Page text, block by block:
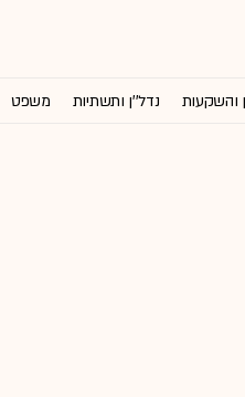
והשקעות נדל''ן ותשתיות משפט